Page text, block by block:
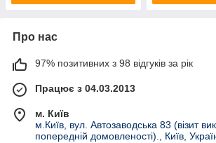
Про нас
97% позитивних з 98 відгуків за рік
Працює з 04.03.2013
м. Київ
м.Київ, вул. Автозаводська 83 (візит
попередній домовленості)., Київ,